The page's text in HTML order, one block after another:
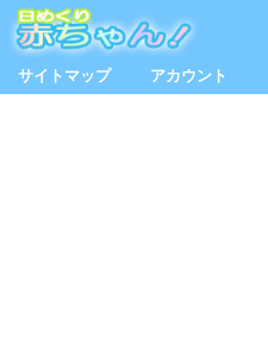
サイトマップ アカウント